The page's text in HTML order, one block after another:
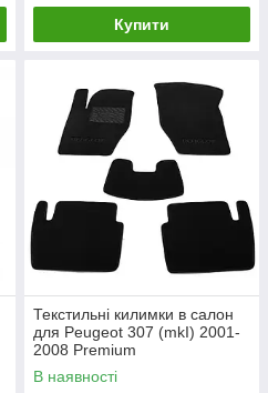
Купити
Текстильні килимки в салон
для Peugeot 307 (mkI) 2001-
2008 Premium
В наявності